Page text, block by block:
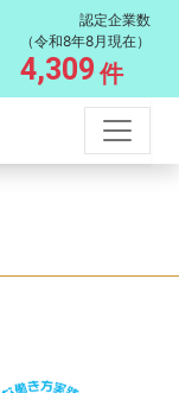
認定企業数
（令和8年8月現在）
4,309 件